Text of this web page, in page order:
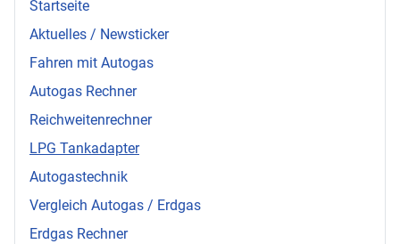
Startseite
Aktuelles / Newsticker
Fahren mit Autogas
Autogas Rechner
Reichweitenrechner
LPG Tankadapter
Autogastechnik
Vergleich Autogas / Erdgas
Erdgas Rechner